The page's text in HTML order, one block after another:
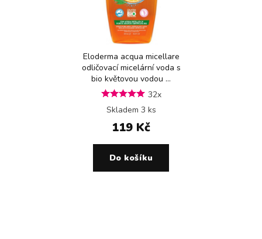
Eloderma acqua micellare
odličovací micelární voda s
bio květovou vodou ...
32x
Skladem 3 ks
119 Kč
Do košíku